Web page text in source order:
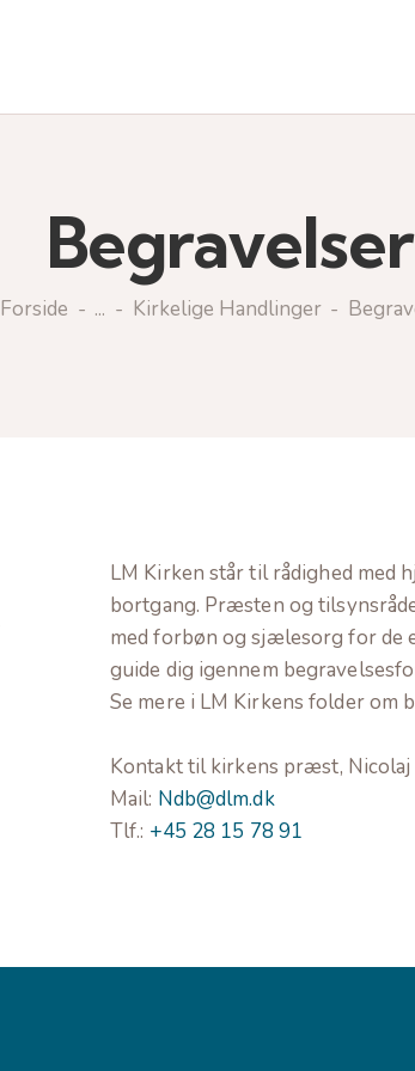
Begravelser
Forside ... Kirkelige Handlinger
LM Kirken står til rådighed med
bortgang. Præsten og
med forbøn og sjælesorg for de
guide dig igennem
Se mere i LM Kirkens folder om
Kontakt til kirkens præst, Nicolaj
Mail: Ndb@dlm.dk
Tlf.: +45 28 15 78 91